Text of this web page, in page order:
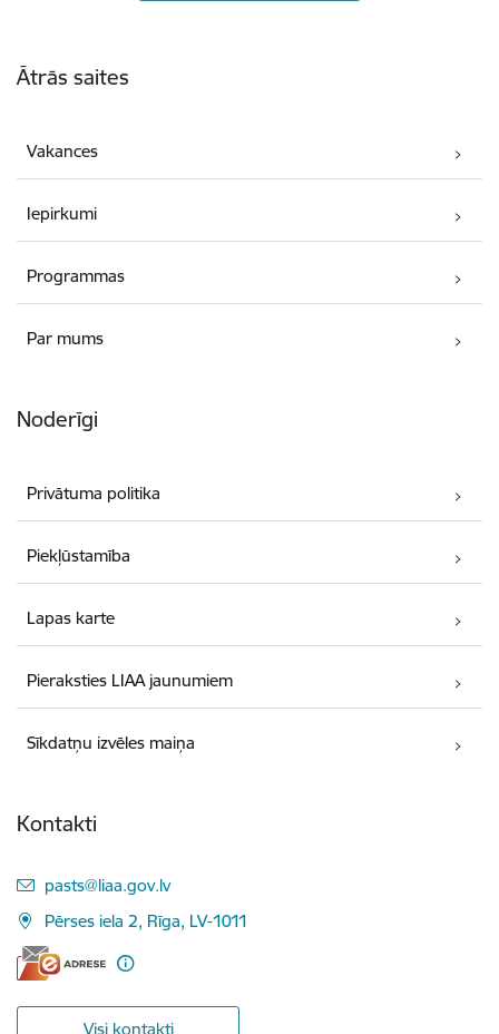
Ātrās saites
Vakances
Iepirkumi
Programmas
Par mums
Noderīgi
Privātuma politika
Piekļūstamība
Lapas karte
Pieraksties LIAA jaunumiem
Sīkdatņu izvēles maiņa
Kontakti
E-pasts:
pasts@liaa.gov.lv
Pērses iela 2, Rīga, LV-1011
Visi kontakti